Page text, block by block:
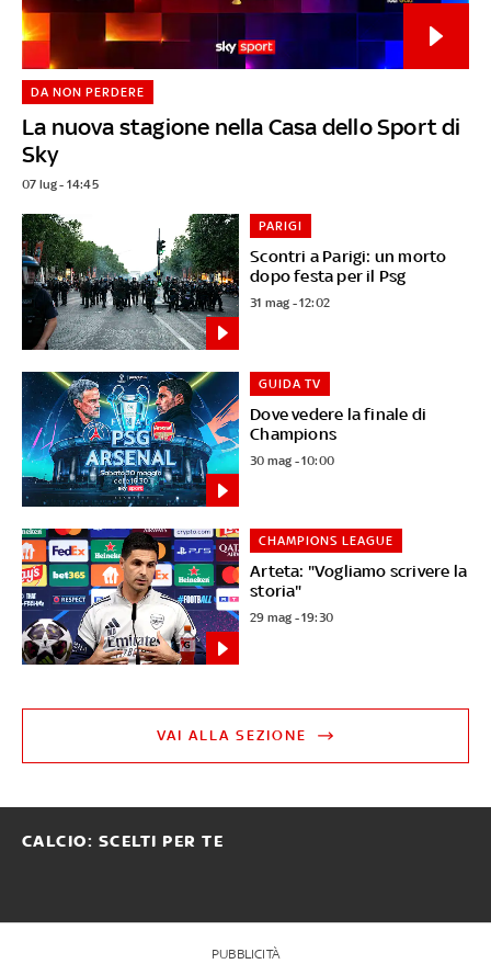
La nuova stagione nella Casa dello Sport di
Sky
DA NON PERDERE
07 lug - 14:45
Scontri a Parigi: un morto
dopo festa per il Psg
PARIGI
31 mag - 12:02
Dove vedere la finale di
Champions
GUIDA TV
30 mag - 10:00
Arteta: "Vogliamo scrivere la
storia"
CHAMPIONS LEAGUE
29 mag - 19:30
VAI ALLA SEZIONE
CALCIO: SCELTI PER TE
PUBBLICITÀ